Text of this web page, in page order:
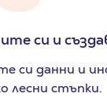
си и
си данни и
лесни стъпки.